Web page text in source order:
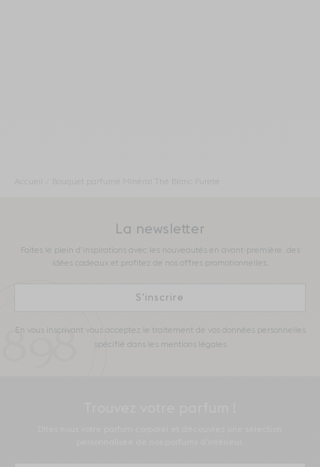
La newsletter
Faites le plein d’inspirations avec les nouveautés en avant-première, des
idées cadeaux et profitez de nos offres promotionnelles.
S'inscrire
En vous inscrivant vous acceptez le traitement de vos données personnelles
spécifié dans les mentions légales